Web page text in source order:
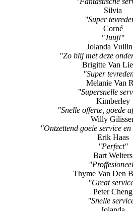
Joep
"Aanrader"
Geert
"Fantastische
Silvia
"Super
Corné
"Juuj!"
Jolanda
"Zo blij met deze
Brigitte Van
"Super
Melanie Van
"Supersnelle
Kimberley
"Snelle offerte, goede
Willy Gilissen
"Ontzettend goeie service
Erik Haas
"Perfect"
Bart Welters
Thyme Van Den